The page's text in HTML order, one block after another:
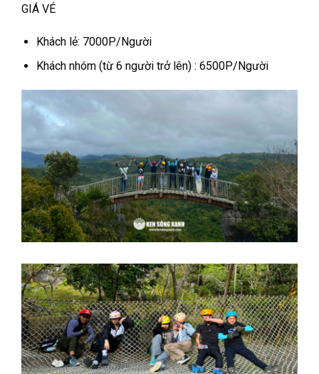
GIÁ VÉ
Khách lẻ: 7000P/Người
Khách nhóm (từ 6 người trở lên) : 6500P/Người